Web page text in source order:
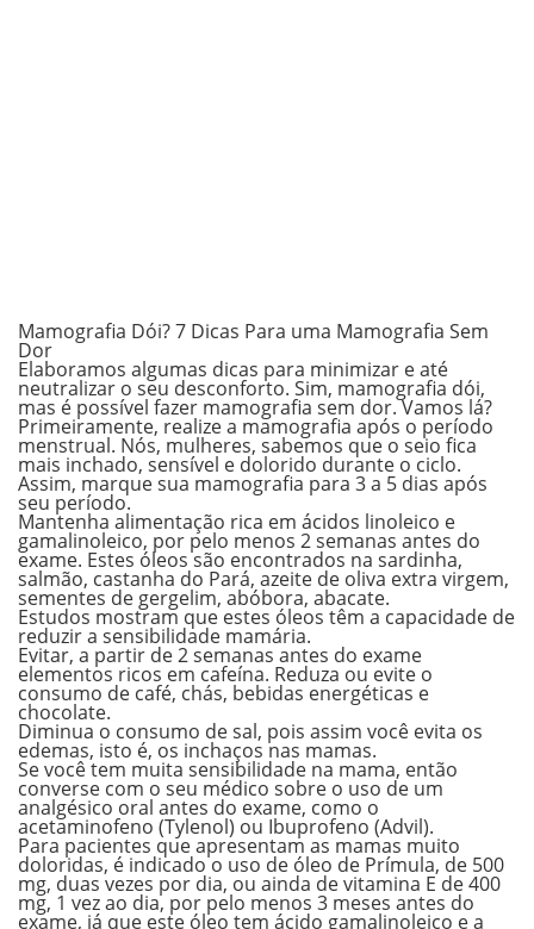
Mamografia Dói? 7 Dicas Para uma Mamografia Sem
Dor
Elaboramos algumas dicas para minimizar e até
neutralizar o seu desconforto. Sim, mamografia dói,
mas é possível fazer mamografia sem dor. Vamos lá?
Primeiramente, realize a mamografia após o período
menstrual. Nós, mulheres, sabemos que o seio fica
mais inchado, sensível e dolorido durante o ciclo.
Assim, marque sua mamografia para 3 a 5 dias após
seu período.
Mantenha alimentação rica em ácidos linoleico e
gamalinoleico, por pelo menos 2 semanas antes do
exame. Estes óleos são encontrados na sardinha,
salmão, castanha do Pará, azeite de oliva extra virgem,
sementes de gergelim, abóbora, abacate.
Estudos mostram que estes óleos têm a capacidade de
reduzir a sensibilidade mamária.
Evitar, a partir de 2 semanas antes do exame
elementos ricos em cafeína. Reduza ou evite o
consumo de café, chás, bebidas energéticas e
chocolate.
Diminua o consumo de sal, pois assim você evita os
edemas, isto é, os inchaços nas mamas.
Se você tem muita sensibilidade na mama, então
converse com o seu médico sobre o uso de um
analgésico oral antes do exame, como o
acetaminofeno (Tylenol) ou Ibuprofeno (Advil).
Para pacientes que apresentam as mamas muito
doloridas, é indicado o uso de óleo de Prímula, de 500
mg, duas vezes por dia, ou ainda de vitamina E de 400
mg, 1 vez ao dia, por pelo menos 3 meses antes do
exame, já que este óleo tem ácido gamalinoleico e a